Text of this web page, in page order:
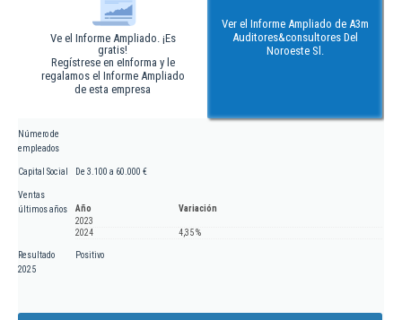
Ve el Informe Ampliado. ¡Es
gratis!
Regístrese en eInforma y le
regalamos el Informe Ampliado
de esta empresa
Ver el Informe Ampliado de A3m
Auditores&consultores Del
Noroeste Sl.
Número de
empleados
Capital Social De 3.100 a 60.000 €
Ventas
últimos años
Año
Variación
2023
2024
4,35 %
Resultado
2025
Positivo